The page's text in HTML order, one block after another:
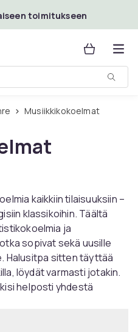
toimitukseen
Musiikkikokoelmat
kaikkiin tilaisuuksiin –
klassikoihin. Täältä
ja
sopivat sekä uusille
Halusitpa sitten täyttää
löydät varmasti jotakin.
helposti yhdestä